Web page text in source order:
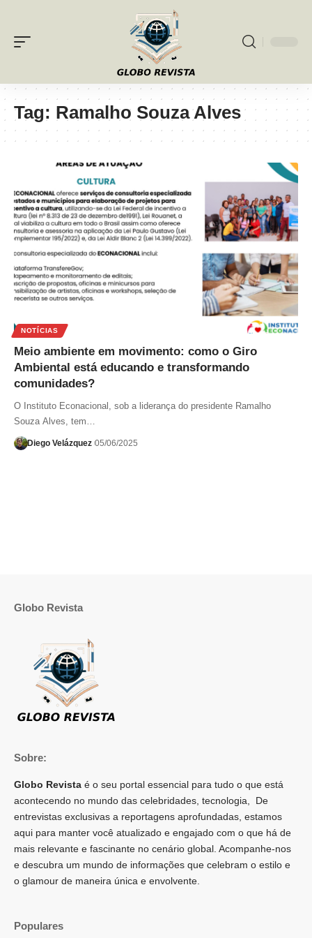
Tag: Ramalho Souza Alves
NOTÍCIAS
Meio ambiente em movimento: como o Giro
Ambiental está educando e transformando
comunidades?
O Instituto Econacional, sob a liderança do presidente Ramalho
Souza Alves, tem…
Diego Velázquez 05/06/2025
Globo Revista
Sobre:
Globo Revista é o seu portal essencial para tudo o que está
acontecendo no mundo das celebridades, tecnologia, De
entrevistas exclusivas a reportagens aprofundadas, estamos
aqui para manter você atualizado e engajado com o que há de
mais relevante e fascinante no cenário global. Acompanhe-nos
e descubra um mundo de informações que celebram o estilo e
o glamour de maneira única e envolvente.
Populares